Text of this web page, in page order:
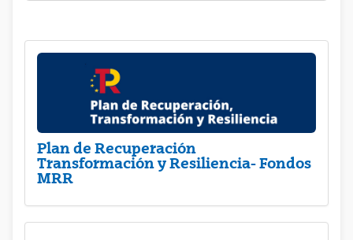
Plan de Recuperación
Transformación y Resiliencia- Fondos
MRR